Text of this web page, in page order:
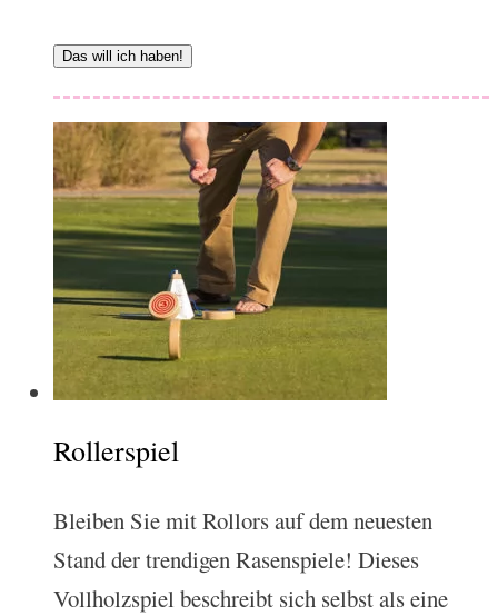
Das will ich haben!
Rollerspiel
Bleiben Sie mit Rollors auf dem neuesten
Stand der trendigen Rasenspiele! Dieses
Vollholzspiel beschreibt sich selbst als eine